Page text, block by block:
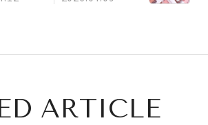
べる新
新作チークでかな
ARTICLE